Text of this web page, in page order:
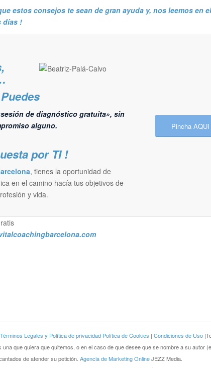
estos consejos te sean de gran ayuda y, nos leemos en el
días !
Puedes
de diagnóstico gratuita», sin
alguno.
por TI !
, tienes la oportunidad de
en el camino hacía tus objetivos de
y vida.
Pincha AQUI
Términos Legales y Política de privacidad Política de Cookies | Condiciones de Uso
que quiera que quitemos, o en el caso de que desee que se nombre a su
de atender su petición. Agencia de Marketing OnlineJEZZ Media.